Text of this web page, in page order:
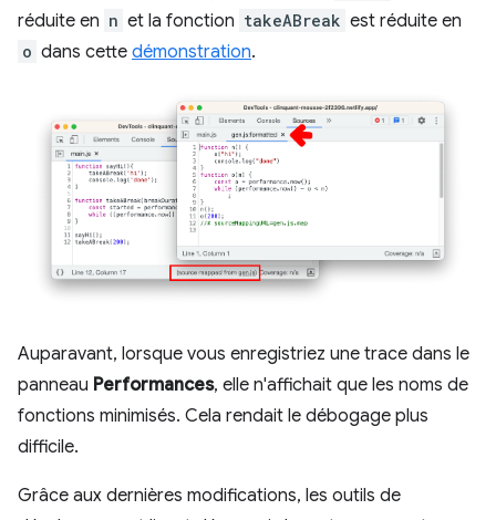
réduite en n et la fonction takeABreak est réduite en
o dans cette démonstration.
Auparavant, lorsque vous enregistriez une trace dans le
panneau Performances, elle n'affichait que les noms de
fonctions minimisés. Cela rendait le débogage plus
difficile.
Grâce aux dernières modifications, les outils de